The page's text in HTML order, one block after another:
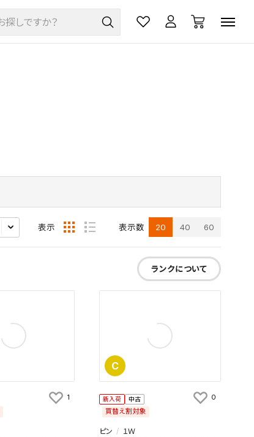
表示 表示数 20 40 60
ランクについて
1
C
新入荷 中古
買替え割対象
ピン １Ｗ
0